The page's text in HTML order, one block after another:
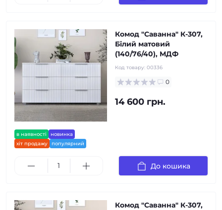
в наявності
новинка
хіт продажу
популярний
Комод "Саванна" К-307,
Білий матовий
(140/76/40), МДФ
Код товару: 00336
0
14 600 грн.
До кошика
Комод "Саванна" К-307,